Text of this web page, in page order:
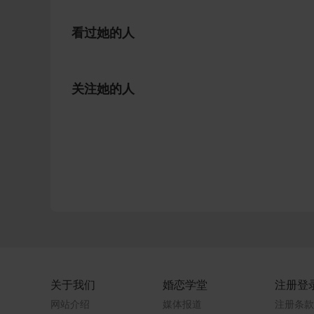
看过她的人
关注她的人
关于我们
网站介绍
婚恋学堂
媒体报道
注册登
注册条款